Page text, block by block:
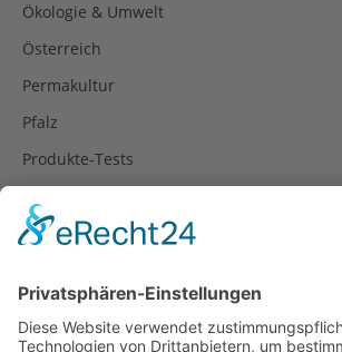
Ökologie & Umwelt
Österreich
Permakultur
Pfalz
Produkte-Tests
Rezepte
Spanien
Südtirol